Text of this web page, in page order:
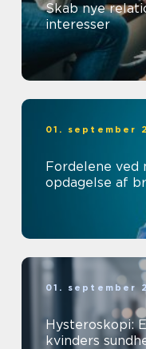
Skab nye
interesser
01. september
Fordelene ved
opdagelse af
01. september
Hysteroskopi:
kvinders